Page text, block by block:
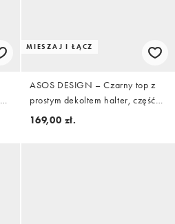
MIESZAJ I ŁĄCZ
ASOS DESIGN – Czarny top z
prostym dekoltem halter, część
zestawu
169,00 zł.